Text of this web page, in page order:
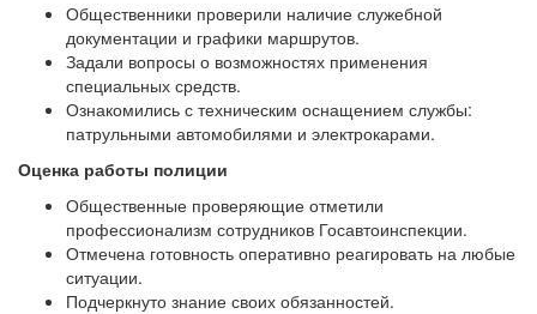
Общественники проверили наличие служебной
документации и графики маршрутов.
Задали вопросы о возможностях применения
специальных средств.
Ознакомились с техническим оснащением службы:
патрульными автомобилями и электрокарами.
Оценка работы полиции
Общественные проверяющие отметили
профессионализм сотрудников Госавтоинспекции.
Отмечена готовность оперативно реагировать на любые
ситуации.
Подчеркнуто знание своих обязанностей.